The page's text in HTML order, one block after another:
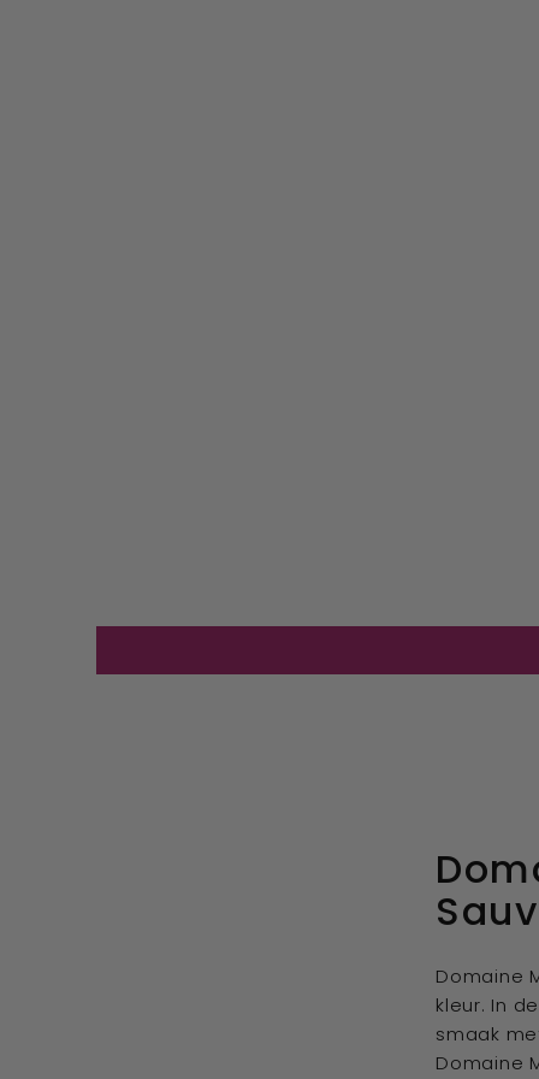
Domaine
kleur. In
smaak
Domaine